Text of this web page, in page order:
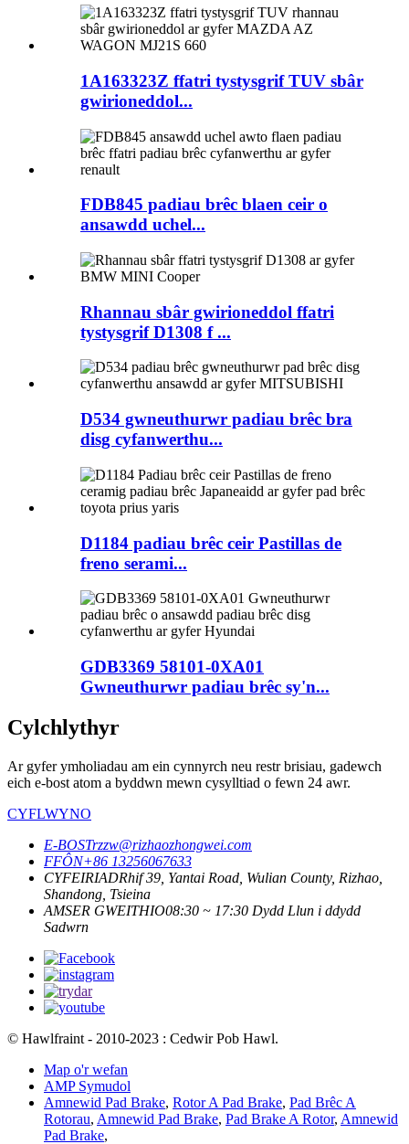
1A163323Z ffatri tystysgrif TUV sbâr
gwirioneddol...
FDB845 padiau brêc blaen ceir o
ansawdd uchel...
Rhannau sbâr gwirioneddol ffatri
tystysgrif D1308 f ...
D534 gwneuthurwr padiau brêc bra
disg cyfanwerthu...
D1184 padiau brêc ceir Pastillas de
freno serami...
GDB3369 58101-0XA01
Gwneuthurwr padiau brêc sy'n...
Cylchlythyr
Ar gyfer ymholiadau am ein cynnyrch neu restr brisiau, gadewch
eich e-bost atom a byddwn mewn cysylltiad o fewn 24 awr.
CYFLWYNO
E-BOSTrzzw@rizhaozhongwei.com
FFÔN+86 13256067633
CYFEIRIADRhif 39, Yantai Road, Wulian County, Rizhao,
Shandong, Tsieina
AMSER GWEITHIO08:30 ~ 17:30 Dydd Llun i ddydd
Sadwrn
© Hawlfraint - 2010-2023 : Cedwir Pob Hawl.
Map o'r wefan
AMP Symudol
Amnewid Pad Brake, Rotor A Pad Brake, Pad Brêc A
Rotorau, Amnewid Pad Brake, Pad Brake A Rotor, Amnewid
Pad Brake,